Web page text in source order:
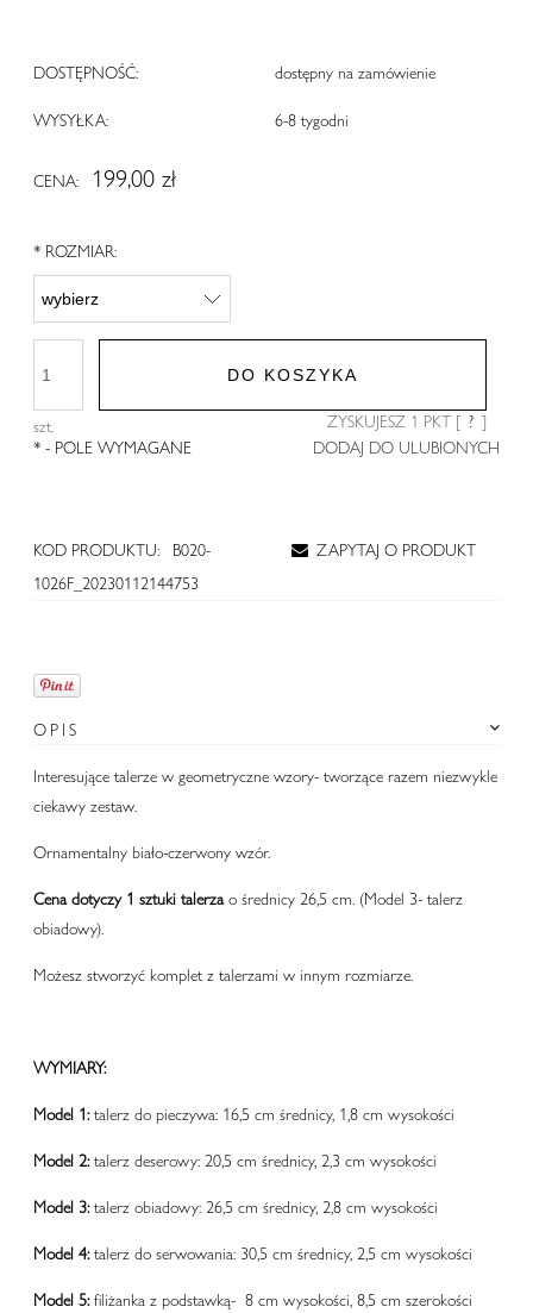
DOSTĘPNOŚĆ: dostępny na zamówienie
WYSYŁKA: 6-8 tygodni
CENA: 199,00 zł
* ROZMIAR:
szt.
DO KOSZYKA
ZYSKUJESZ 1 PKT [ ? ]
DODAJ DO ULUBIONYCH
* - POLE WYMAGANE
KOD PRODUKTU:
B020-
1026F_20230112144753
ZAPYTAJ O PRODUKT
OPIS
Interesujące talerze w geometryczne wzory- tworzące razem niezwykle
ciekawy zestaw.
Ornamentalny biało-czerwony wzór.
Cena dotyczy 1 sztuki talerzao średnicy 26,5 cm. (Model 3- talerz
obiadowy).
Możesz stworzyć komplet z talerzami w innym rozmiarze.
WYMIARY:
Model 1:talerz do pieczywa: 16,5 cm średnicy, 1,8 cm wysokości
Model 2:talerz deserowy: 20,5 cm średnicy, 2,3 cm wysokości
Model 3:talerz obiadowy: 26,5 cm średnicy, 2,8 cm wysokości
Model 4:talerz do serwowania: 30,5 cm średnicy, 2,5 cm wysokości
Model 5:filiżanka z podstawką- 8 cm wysokości, 8,5 cm szerokości